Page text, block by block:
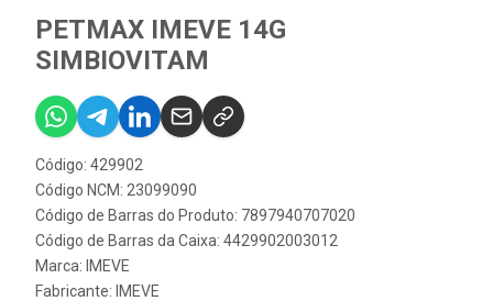
PETMAX IMEVE 14G
SIMBIOVITAM
Código: 429902
Código NCM: 23099090
Código de Barras do Produto: 7897940707020
Código de Barras da Caixa: 4429902003012
Marca: IMEVE
Fabricante: IMEVE